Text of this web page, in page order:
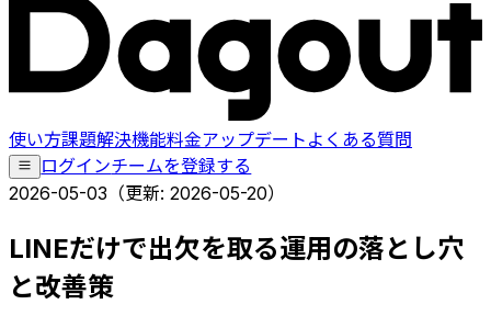
使い方課題解決機能料金アップデート よくある質問
ログインチームを登録する
2026-05-03 （更新: 2026-05-20）
LINEだけで出欠を取る運用の落とし穴
と改善策